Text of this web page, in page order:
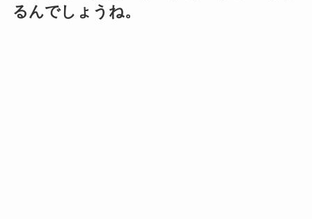
るんでしょうね。